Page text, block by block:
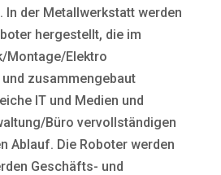
In der Metallwerkstatt werden
hergestellt, die im
Montage/Elektro
zusammengebaut
IT und Medien und
Büro vervollständigen
Ablauf. Die Roboter werden
Geschäfts- und